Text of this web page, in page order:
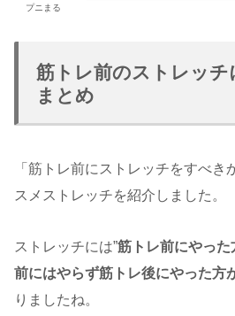
プニまる
筋トレ前のストレッチ
まとめ
「筋トレ前にストレッチをすべき
スメストレッチを紹介しました。
ストレッチには”筋トレ前にやった
前にはやらず筋トレ後にやった方
りましたね。